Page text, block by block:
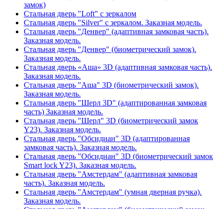
замок)
Стальная дверь "Loft" с зеркалом
Стальная дверь "Silver" с зеркалом. Заказная модель.
Стальная дверь "Денвер" (адаптивная замковая часть).
Заказная модель.
Стальная дверь "Денвер" (биометрический замок).
Заказная модель.
Стальная дверь «Аша» 3D (адаптивная замковая часть).
Заказная модель.
Стальная дверь "Аша" 3D (биометрический замок).
Заказная модель.
Стальная дверь "Шерл 3D" (адаптированная замковая
часть) Заказная модель.
Стальная дверь "Шерл" 3D (биометрический замок
Y23). Заказная модель.
Стальная дверь "Обсидиан" 3D (адаптированная
замковая часть). Заказная модель.
Стальная дверь "Обсидиан" 3D (биометрический замок
Smart lock Y23). Заказная модель.
Стальная дверь "Амстердам" (адаптивная замковая
часть). Заказная модель.
Стальная дверь "Амстердам" (умная дверная ручка).
Заказная модель.